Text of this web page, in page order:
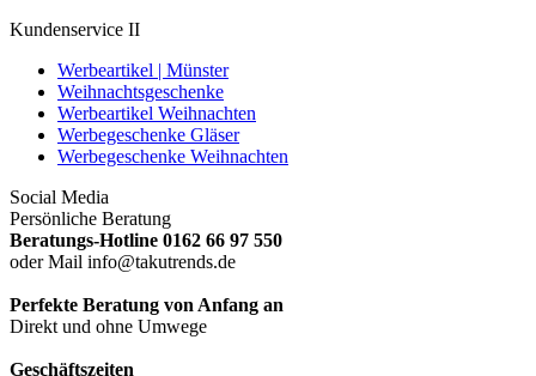
Kundenservice II
Werbeartikel | Münster
Weihnachtsgeschenke
Werbeartikel Weihnachten
Werbegeschenke Gläser
Werbegeschenke Weihnachten
Social Media
Persönliche Beratung
Beratungs-Hotline 0162 66 97 550
oder Mail info@takutrends.de
Perfekte Beratung von Anfang an
Direkt und ohne Umwege
Geschäftszeiten